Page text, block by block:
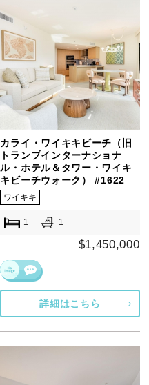
カライ・ワイキキビーチ（旧
トランプインターナショナ
ル・ホテル＆タワー・ワイキ
キビーチウォーク） #1622
ワイキキ
1 1
$1,450,000
詳細はこちら